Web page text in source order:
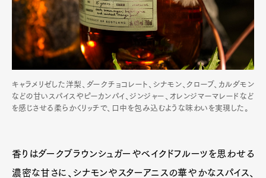
キャラメリゼした洋梨、ダークチョコレート、シナモン、クローブ、カルダモン
などの甘いスパイスやピーカンパイ、ジンジャー、オレンジマーマレードなど
を感じさせる柔らかくリッチで、口中を包み込むような味わいを実現した。
香りはダークブラウンシュガーやベイクドフルーツを思わせる
濃密な甘さに、シナモンやスターアニスの華やかなスパイス、